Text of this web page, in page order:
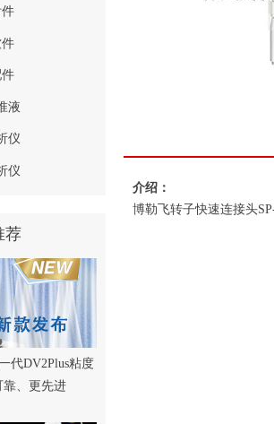
介绍：
博勒飞转子快速连接头
液
仪
仪
荐
代DV2Plus粘度
靠、更先进